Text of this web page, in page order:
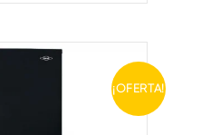
¡OFERTA!